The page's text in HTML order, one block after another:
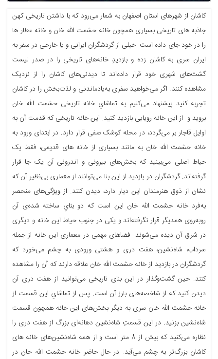
کاشان از شهرهای استان اصفهان به شمار می‌رود که با داشتن تاریخی کهن
جاذبه های تاریخی بسیاری همچون خانه حشمت الله خان و خانه عطار ها
را در خود جای داده است. خیلی از گردشگران ایرانی و یا خارجی در سفر به
ایران سری به کاشان زده و بازدیدِ خانه‌های تاریخی را در صدر لیست
گشت‌های شهری خود قرار ‌داده‌اند تا دیدنی‌های کاشان را از نزدیک
مشاهده کنند. اگر می‌خواهید سفری به‌یادماندنی و لذت‌بخش را در کاشان
تجربه کنید پیشنهاد می‌کنیم به تماشایِ خانه تاریخی حشمت الله خان
بروید و از این خانه رویایی بازدید کنید. این خانه تاریخی که قدمت آن به
اوایل قاجار بر می‌گردد، در محله کوشک صفی قرار دارد. در ابتدای ورود به
خانه حشمت الله خان به مانند بسیاری از خانه های قدیمی، فقط یک
حیاط اصلی می‌بینید که بخش‌های بیرونی و اندرونی آن یک جا قرار
گرفته‌اند. گردشگران در بازدید از این بنا می‌توانند از معماری بی‌نظیر آن که
نشان از ذوق هنرمندان این دیار دارد، دیدن کنند. از ویژگی‌های منحصر
به‌فرد خانه حشمت الله خان این است که دو بنایِ ساخته شده‌ی آن
روبه‌روی همدیگر قرار نگرفته‌اند و یکی در جنوب حیاط این خانه و دیگری
در شرق آن دیده می‌شوند. فضاهای مهمی در معماری این خانه از جمله
سرداب، شاه‌نشین، هفت دری و هشتی ورودی به چشم می‌خورد که
گردشگران در بازدید از خانه حشمت الله خان علاقه دارند که آن را مشاهده
کنند. حین گشت‌وگذار در این بنای تاریخی می‌توانید از هفت دری آن
دیدن کنید که از شاخصه‌های بارز آن است. پس از تماشایِ این قسمت از
خانه حشمت الله خان سری به دیگر بخش‌های این خانه همچون قسمت
شاه‌نشین بزنید. در این قسمتِ شاه‌نشین دهانه‌ای بزرگ از هفت دری را
نظاره می‌کنید که بیش از 8 متر است و از همه شاه‌نشین‌های خانه های
کاشان بزرگ‌تر به چشم می‌آید. در حال حاضر خانه حشمت الله خان در